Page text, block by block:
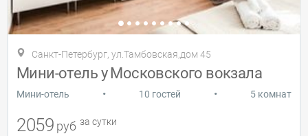
Санкт-Петербург, ул.Тамбовская,дом 45
Мини-отель у Московского вокзала
Мини-отель • 10 гостей • 5 комнат
2059 руб за сутки